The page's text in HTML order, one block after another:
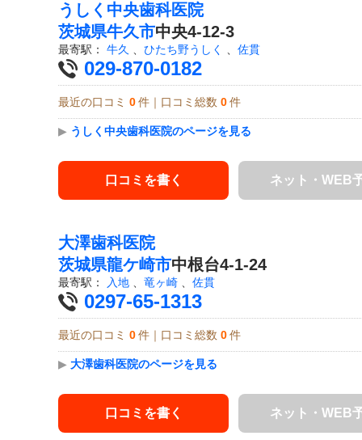
うしく中央歯科医院
茨城県牛久市中央4-12-3
最寄駅： 牛久 、 ひたち野うしく 、 佐貫
029-870-0182
最近の口コミ 0 件｜口コミ総数 0 件
▶ うしく中央歯科医院のページを見る
口コミを書く ネット・WEB
大澤歯科医院
茨城県龍ケ崎市中根台4-1-24
最寄駅： 入地 竜ヶ崎 佐貫
0297-65-1313
最近の口コミ 0 件｜口コミ総数 0 件
▶ 大澤歯科医院のページを見る
口コミを書く ネット・WEB